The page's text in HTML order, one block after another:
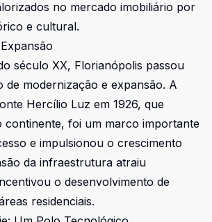
no mercado imobiliário por
e cultural.
século XX, Florianópolis passou
de modernização e expansão. A
Hercílio Luz em 1926, que
continente, foi um marco importante
e impulsionou o crescimento
da infraestrutura atraiu
o desenvolvimento de
residenciais.